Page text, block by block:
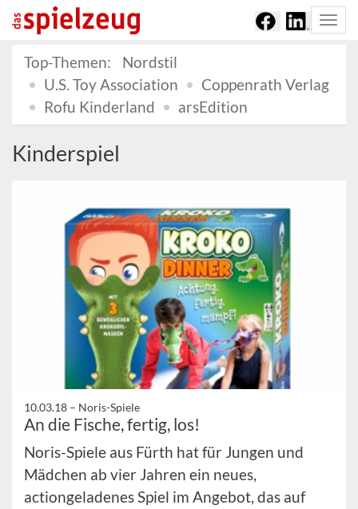
Top-Themen:
Nordstil
U.S. Toy Association
Coppenrath Verlag
Rofu Kinderland
arsEdition
Kinderspiel
10.03.18 – Noris-Spiele
An die Fische, fertig, los!
Noris-Spiele aus Fürth hat für Jungen und
Mädchen ab vier Jahren ein neues,
actiongeladenes Spiel im Angebot, das auf